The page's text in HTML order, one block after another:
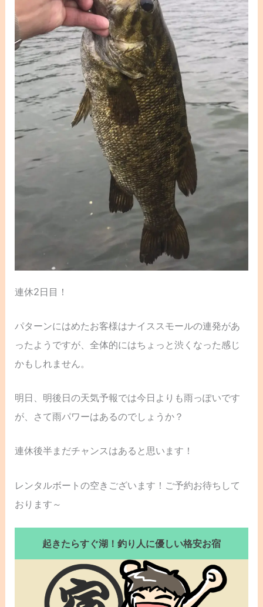
連休2日目！
パターンにはめたお客様はナイススモールの連発があ
ったようですが、全体的にはちょっと渋くなった感じ
かもしれません。
明日、明後日の天気予報では今日よりも雨っぽいです
が、さて雨パワーはあるのでしょうか？
連休後半まだチャンスはあると思います！
レンタルボートの空きございます！ご予約お待ちして
おります～
起きたらすぐ湖！釣り人に優しい格安お宿